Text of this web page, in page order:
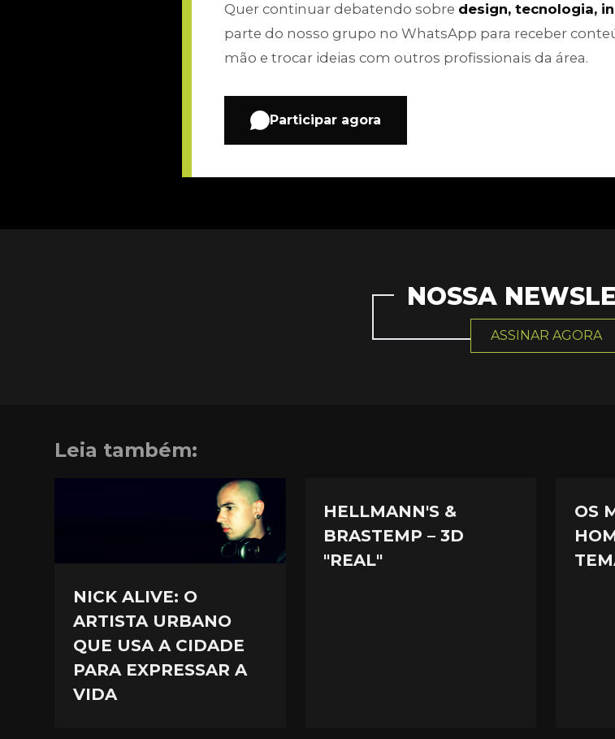
Quer continuar debatendo sobre design, tecnologia,
parte do nosso grupo no WhatsApp para receber
mão e trocar ideias com outros profissionais da área.
Participar agora
NOSSA
ASSINAR AGORA
Leia também:
NICK ALIVE: O
ARTISTA URBANO
QUE USA A CIDADE
PARA EXPRESSAR A
VIDA
HELLMANN'S &
BRASTEMP – 3D
"REAL"
OS